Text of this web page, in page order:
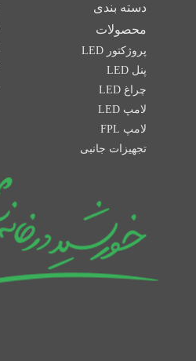
دسته بندی
محصولات
پروژکتور LED
پنل LED
چراغ LED
لامپ LED
لامپ FPL
تجهیزات جانبی